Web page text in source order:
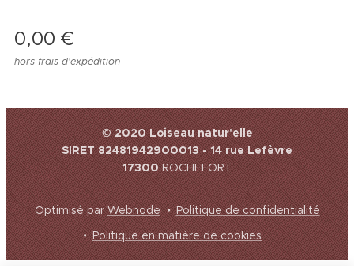
0,00 €
hors frais d'expédition
© 2020 Loiseau natur'elle
SIRET 82481942900013 - 14 rue Lefèvre
17300ROCHEFORT
Optimisé parWebnode
Politique de confidentialité
Politique en matière de cookies